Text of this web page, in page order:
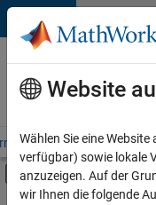
Weiter zum Inhalt
Karriere
bei
MathWorks
– Übersicht
Umschaltung
Hauptinhalt
Website
Wählen Sie eine
verfügbar) sowie lokale
anzuzeigen. Auf der
wir Ihnen die folgende